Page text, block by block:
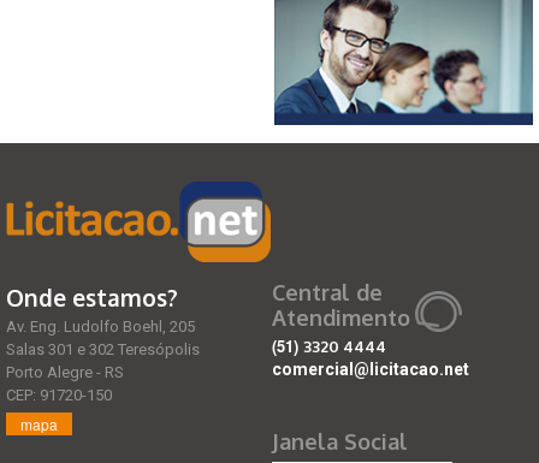
Onde estamos?
Av. Eng. Ludolfo Boehl, 205
Salas 301 e 302 Teresópolis
Porto Alegre - RS
CEP: 91720-150
mapa
Central de
Atendimento
(51) 3320 4444
comercial@licitacao.net
Janela Social